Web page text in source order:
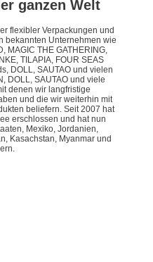
ganzen Welt
flexibler Verpackungen und
bekannten Unternehmen wie
MAGIC THE GATHERING,
TILAPIA, FOUR SEAS
DOLL, SAUTAO und vielen
DOLL, SAUTAO und viele
denen wir langfristige
und die wir weiterhin mit
beliefern. Seit 2007 hat
erschlossen und hat nun
Mexiko, Jordanien,
Kasachstan, Myanmar und